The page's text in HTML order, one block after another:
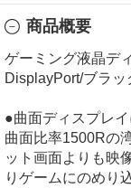
商品概要
ゲーミング液晶デ
DisplayPort/ブラ
●曲面ディスプレ
曲面比率1500Rの
ット画面よりも映
りゲームにのめり